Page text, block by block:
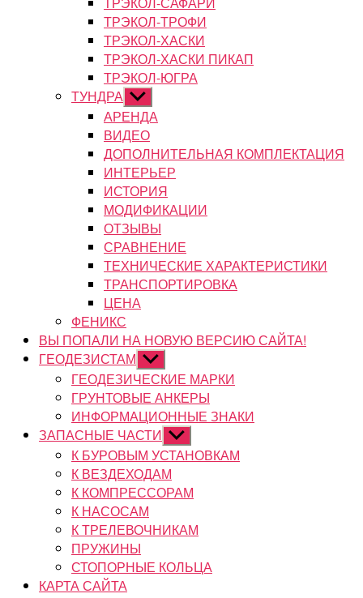
ТРЭКОЛ-ТРОФИ
ТРЭКОЛ-ХАСКИ
ТРЭКОЛ-ХАСКИ ПИКАП
ТРЭКОЛ-ЮГРА
ТУНДРА Показывать
подменю
АРЕНДА
ВИДЕО
ДОПОЛНИТЕЛЬНАЯ КОМПЛЕКТАЦИЯ
ИНТЕРЬЕР
ИСТОРИЯ
МОДИФИКАЦИИ
ОТЗЫВЫ
СРАВНЕНИЕ
ТЕХНИЧЕСКИЕ ХАРАКТЕРИСТИКИ
ТРАНСПОРТИРОВКА
ЦЕНА
ФЕНИКС
ВЫ ПОПАЛИ НА НОВУЮ ВЕРСИЮ САЙТА!
ГЕОДЕЗИСТАМ Показывать
подменю
ГЕОДЕЗИЧЕСКИЕ МАРКИ
ГРУНТОВЫЕ АНКЕРЫ
ИНФОРМАЦИОННЫЕ ЗНАКИ
ЗАПАСНЫЕ ЧАСТИ Показывать
подменю
К БУРОВЫМ УСТАНОВКАМ
К ВЕЗДЕХОДАМ
К КОМПРЕССОРАМ
К НАСОСАМ
К ТРЕЛЕВОЧНИКАМ
ПРУЖИНЫ
СТОПОРНЫЕ КОЛЬЦА
КАРТА САЙТА